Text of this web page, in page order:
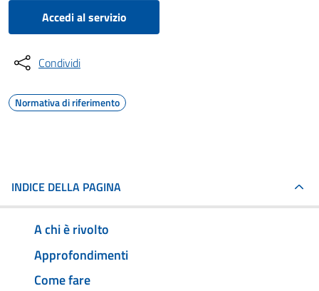
Accedi al servizio
Condividi
Normativa di riferimento
INDICE DELLA PAGINA
A chi è rivolto
Approfondimenti
Come fare